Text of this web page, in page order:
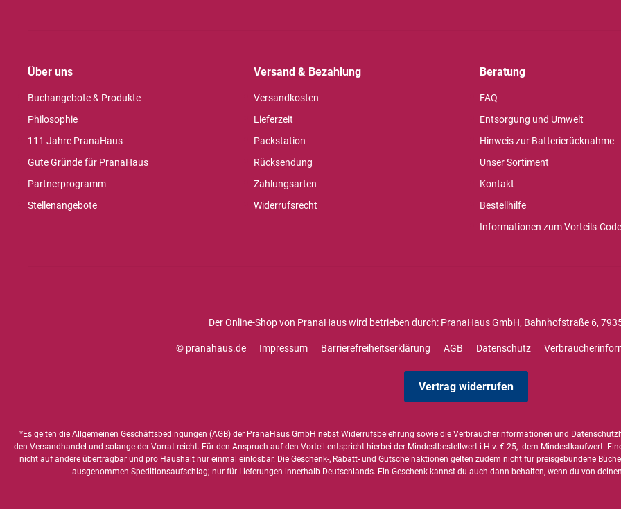
Über uns
Buchangebote & Produkte
Philosophie
111 Jahre PranaHaus
Gute Gründe für PranaHaus
Partnerprogramm
Stellenangebote
Versand & Bezahlung
Versandkosten
Lieferzeit
Packstation
Rücksendung
Zahlungsarten
Widerrufsrecht
Beratung
FAQ
Entsorgung und Umwelt
Hinweis zur Batterierücknahme
Unser Sortiment
Kontakt
Bestellhilfe
Informationen zum Vorteils-Code
Der Online-Shop von PranaHaus wird betrieben durch: PranaHaus GmbH, Bahnhofstraße 6,
© pranahaus.de Impressum Barrierefreiheitserklärung AGB Datenschutz
Vertrag widerrufen
*Es gelten die Allgemeinen Geschäftsbedingungen (AGB) der PranaHaus GmbH nebst Widerrufsbelehrung sowie die Verbraucherinformationen und
den Versandhandel und solange der Vorrat reicht. Für den Anspruch auf den Vorteil entspricht hierbei der Mindestbestellwert i.H.v. € 25,- dem Mindestkaufwert.
nicht auf andere übertragbar und pro Haushalt nur einmal einlösbar. Die Geschenk-, Rabatt- und Gutscheinaktionen gelten zudem nicht für preisgebundene
ausgenommen Speditionsaufschlag; nur für Lieferungen innerhalb Deutschlands. Ein Geschenk kannst du auch dann behalten, wenn du von